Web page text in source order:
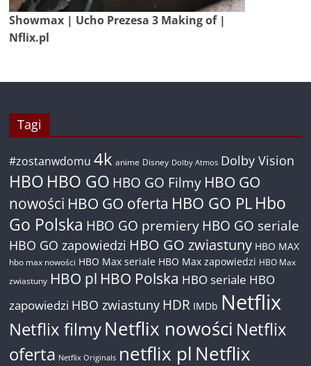
Showmax | Ucho Prezesa 3 Making of |
Nflix.pl
Tagi
#zostanwdomu 4k anime Disney Dolby Atmos Dolby Vision
HBO HBO GO HBO GO Filmy HBO GO
nowości HBO GO oferta HBO GO PL Hbo
Go Polska HBO GO premiery HBO GO seriale
HBO GO zapowiedzi HBO GO zwiastuny HBO MAX
hbo max nowości HBO Max seriale HBO Max zapowiedzi HBO Max
zwiastuny HBO pl HBO Polska HBO seriale HBO
zapowiedzi HBO zwiastuny HDR IMDb Netflix
Netflix filmyNetflix nowości Netflix
oferta Netflix Originals netflix pl Netflix